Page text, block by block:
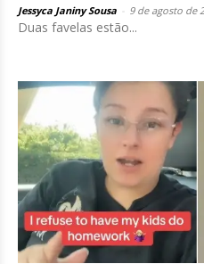
Jessyca Janiny Sousa 9 de agosto de
Duas favelas estão...